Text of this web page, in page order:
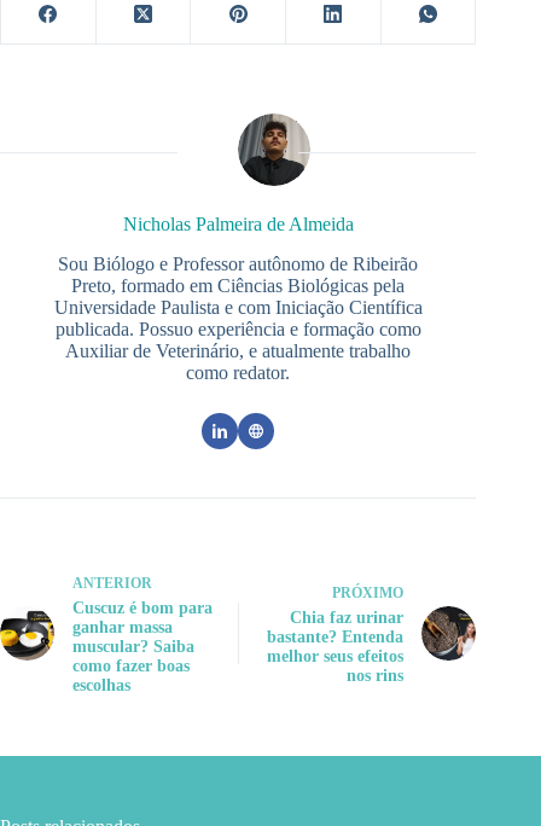
Nicholas Palmeira de Almeida
Sou Biólogo e Professor autônomo de Ribeirão
Preto, formado em Ciências Biológicas pela
Universidade Paulista e com Iniciação Científica
publicada. Possuo experiência e formação como
Auxiliar de Veterinário, e atualmente trabalho
como redator.
ANTERIOR
Cuscuz é bom para
ganhar massa
muscular? Saiba
como fazer boas
escolhas
PRÓXIMO
Chia faz urinar
bastante? Entenda
melhor seus efeitos
nos rins